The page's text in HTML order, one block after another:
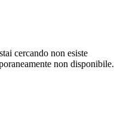
cercando non esiste
non disponibile.